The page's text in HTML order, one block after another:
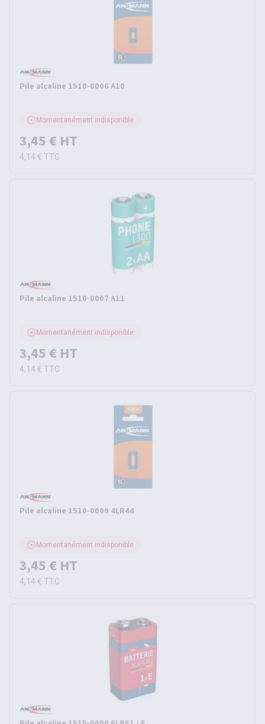
Pile alcaline 1510-0006 A10
Momentanément indisponible
3,45 € HT
4,14 € TTC
Pile alcaline 1510-0007 A11
Momentanément indisponible
3,45 € HT
4,14 € TTC
Pile alcaline 1510-0009 4LR44
Momentanément indisponible
3,45 € HT
4,14 € TTC